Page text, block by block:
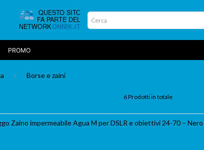
PROMO
Borse e zaini
6 Prodotti in totale
Zaino impermeabile Agua M per DSLR e obiettivi 24-70 – Nero